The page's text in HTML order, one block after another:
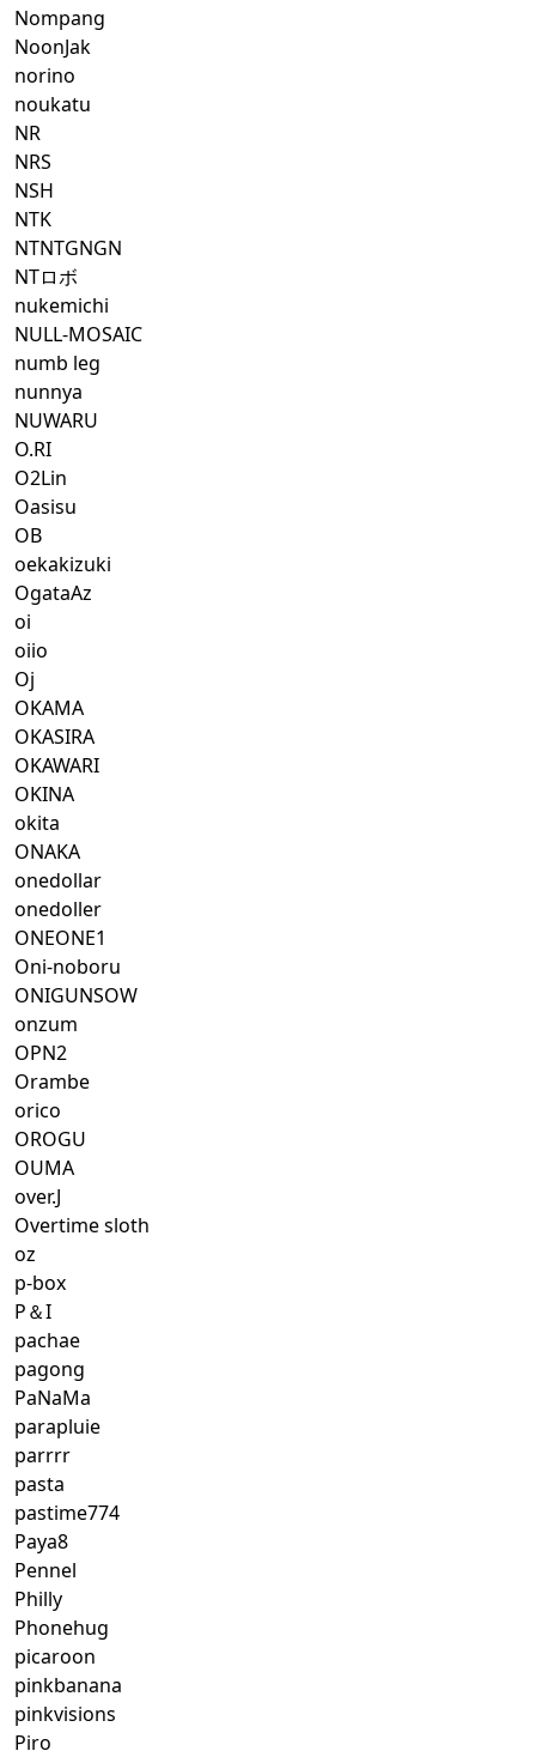
Nompang
NoonJak
norino
noukatu
NR
NRS
NSH
NTK
NTNTGNGN
NTロボ
nukemichi
NULL-MOSAIC
numb leg
nunnya
NUWARU
O.RI
O2Lin
Oasisu
OB
oekakizuki
OgataAz
oi
oiio
Oj
OKAMA
OKASIRA
OKAWARI
OKINA
okita
ONAKA
onedollar
onedoller
ONEONE1
Oni-noboru
ONIGUNSOW
onzum
OPN2
Orambe
orico
OROGU
OUMA
over.J
Overtime sloth
oz
p-box
P＆I
pachae
pagong
PaNaMa
parapluie
parrrr
pasta
pastime774
Paya8
Pennel
Philly
Phonehug
picaroon
pinkbanana
pinkvisions
Piro